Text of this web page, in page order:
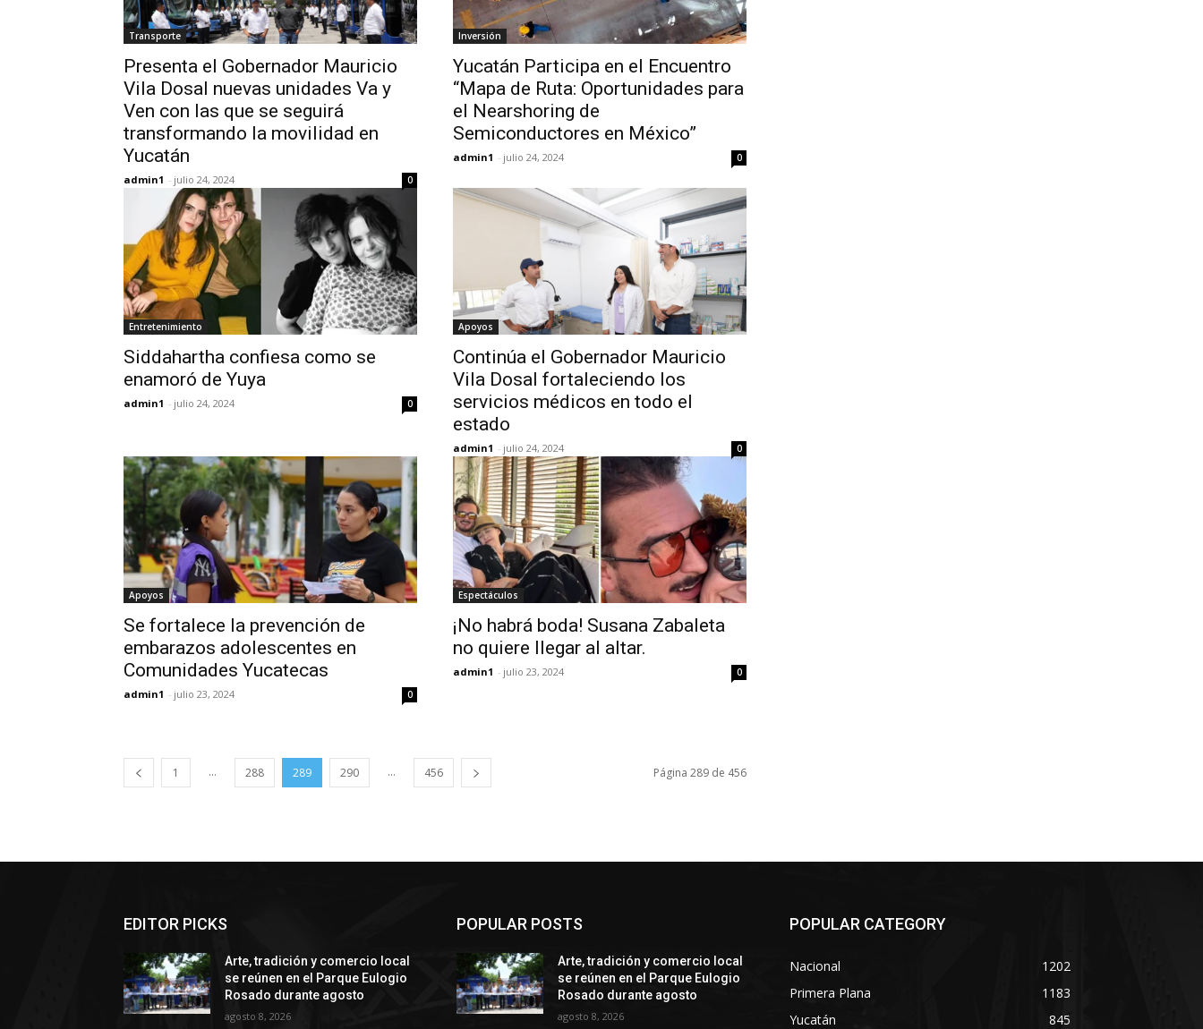
Transporte
Presenta el Gobernador Mauricio
Vila Dosal nuevas unidades Va y
Ven con las que se seguirá
transformando la movilidad en
Yucatán
admin1 - julio 24, 2024 0
Inversión
Yucatán Participa en el Encuentro
“Mapa de Ruta: Oportunidades para
el Nearshoring de
Semiconductores en México”
admin1 - julio 24, 2024 0
Entretenimiento
Siddahartha confiesa como se
enamoró de Yuya
admin1 - julio 24, 2024 0
Apoyos
Continúa el Gobernador Mauricio
Vila Dosal fortaleciendo los
servicios médicos en todo el
estado
admin1 - julio 24, 2024 0
Apoyos
Se fortalece la prevención de
embarazos adolescentes en
Comunidades Yucatecas
admin1 - julio 23, 2024 0
Espectáculos
¡No habrá boda! Susana Zabaleta
no quiere llegar al altar.
admin1 - julio 23, 2024 0
1 ... 288 289 290 ... 456 Página 289 de 456
EDITOR PICKS
Arte, tradición y comercio local
se reúnen en el Parque Eulogio
Rosado durante agosto
agosto 8, 2026
POPULAR POSTS
Arte, tradición y comercio local
se reúnen en el Parque Eulogio
Rosado durante agosto
agosto 8, 2026
POPULAR CATEGORY
Nacional
1202
Primera Plana
1183
Yucatán
845